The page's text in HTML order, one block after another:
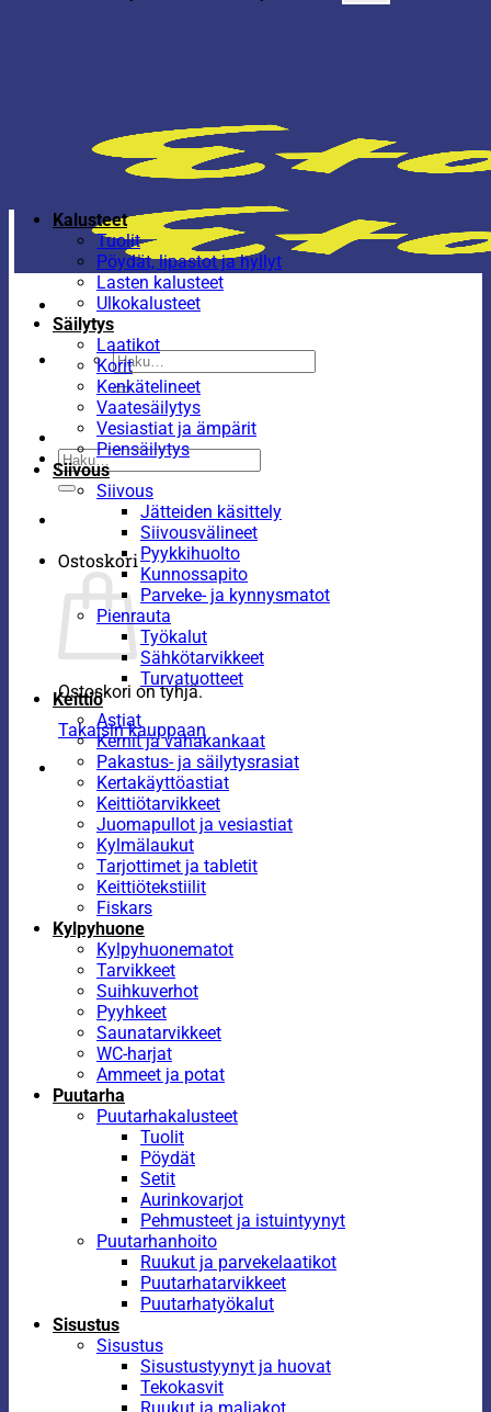
Etsi:
Etsi:
Ostoskori
Ostoskori on tyhjä.
Takaisin kauppaan
Kalusteet
Tuolit
Pöydät, lipastot ja hyllyt
Lasten kalusteet
Ulkokalusteet
Säilytys
Laatikot
Korit
Kenkätelineet
Vaatesäilytys
Vesiastiat ja ämpärit
Piensäilytys
Siivous
Siivous
Jätteiden käsittely
Siivousvälineet
Pyykkihuolto
Kunnossapito
Parveke- ja kynnysmatot
Pienrauta
Työkalut
Sähkötarvikkeet
Turvatuotteet
Keittiö
Astiat
Kernit ja vahakankaat
Pakastus- ja säilytysrasiat
Kertakäyttöastiat
Keittiötarvikkeet
Juomapullot ja vesiastiat
Kylmälaukut
Tarjottimet ja tabletit
Keittiötekstiilit
Fiskars
Kylpyhuone
Kylpyhuonematot
Tarvikkeet
Suihkuverhot
Pyyhkeet
Saunatarvikkeet
WC-harjat
Ammeet ja potat
Puutarha
Puutarhakalusteet
Tuolit
Pöydät
Setit
Aurinkovarjot
Pehmusteet ja istuintyynyt
Puutarhanhoito
Ruukut ja parvekelaatikot
Puutarhatarvikkeet
Puutarhatyökalut
Sisustus
Sisustus
Sisustustyynyt ja huovat
Tekokasvit